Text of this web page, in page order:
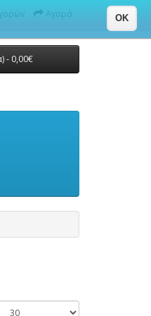
OK
Αγορά
- 0,00€